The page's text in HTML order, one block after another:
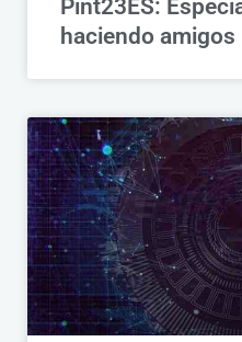
Pint23ES:
haciendo amigos